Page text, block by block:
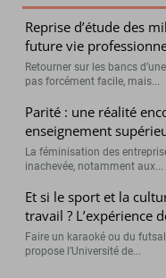
Reprise d’étude des
future vie
Retourner sur les bancs
pas forcément facile, mais...
Parité : une réalité
enseignement
La féminisation des
inachevée, notamment aux...
Et si le sport et la
travail ? L’expérience
Faire un karaoké ou du
propose l’Université de...